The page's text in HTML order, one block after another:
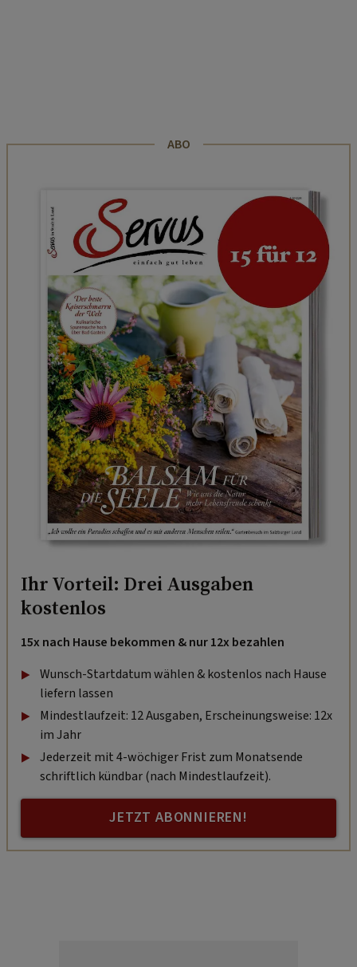
ABO
Ihr Vorteil: Drei Ausgaben
kostenlos
15x nach Hause bekommen & nur 12x bezahlen
Wunsch-Startdatum wählen & kostenlos nach Hause
liefern lassen
Mindestlaufzeit: 12 Ausgaben, Erscheinungsweise: 12x
im Jahr
Jederzeit mit 4-wöchiger Frist zum Monatsende
schriftlich kündbar (nach Mindestlaufzeit).
JETZT ABONNIEREN!